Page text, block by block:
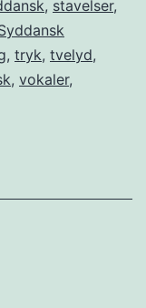
, stavelser,
, tryk, tvelyd,
, vokaler,